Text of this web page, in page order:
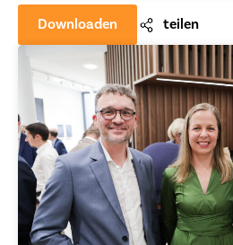
Downloaden teilen